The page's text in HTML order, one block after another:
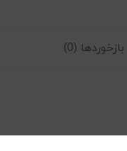
بازخوردها (0)